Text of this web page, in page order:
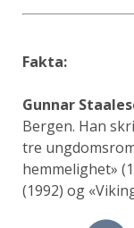
Fakta:
Gunnar
Bergen. Han
tre
hemmelighet»
(1992) og